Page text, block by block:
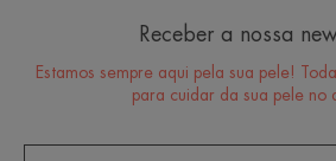
Receber a nossa
Estamos sempre aqui pela sua pele!
para cuidar da sua pele no